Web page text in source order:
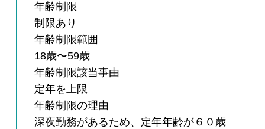
年齢制限
制限あり
年齢制限範囲
18歳〜59歳
年齢制限該当事由
定年を上限
年齢制限の理由
深夜勤務があるため、定年年齢が６０歳